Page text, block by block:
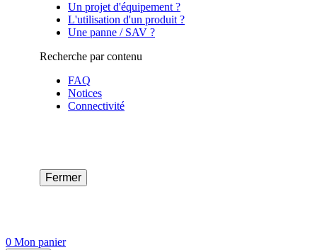
Un projet d'équipement ?
L'utilisation d'un produit ?
Une panne / SAV ?
Recherche par contenu
FAQ
Notices
Connectivité
Fermer
0 Mon panier